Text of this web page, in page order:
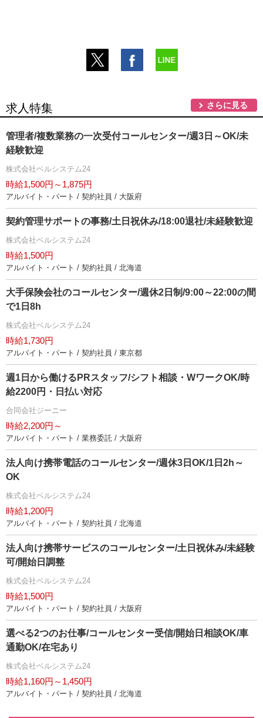
求人特集 さらに見る
管理者/複数業務の一次受付コールセンター/週3日～OK/未
経験歓迎
株式会社ベルシステム24
時給1,500円～1,875円
アルバイト・パート / 契約社員 / 大阪府
契約管理サポートの事務/土日祝休み/18:00退社/未経験歓迎
株式会社ベルシステム24
時給1,500円
アルバイト・パート / 契約社員 / 北海道
大手保険会社のコールセンター/週休2日制/9:00～22:00の間
で1日8h
株式会社ベルシステム24
時給1,730円
アルバイト・パート / 契約社員 / 東京都
週1日から働けるPRスタッフ/シフト相談・WワークOK/時
給2200円・日払い対応
合同会社ジーニー
時給2,200円～
アルバイト・パート / 業務委託 / 大阪府
法人向け携帯電話のコールセンター/週休3日OK/1日2h～
OK
株式会社ベルシステム24
時給1,200円
アルバイト・パート / 契約社員 / 北海道
法人向け携帯サービスのコールセンター/土日祝休み/未経験
可/開始日調整
株式会社ベルシステム24
時給1,500円
アルバイト・パート / 契約社員 / 大阪府
選べる2つのお仕事/コールセンター受信/開始日相談OK/車
通勤OK/在宅あり
株式会社ベルシステム24
時給1,160円～1,450円
アルバイト・パート / 契約社員 / 北海道